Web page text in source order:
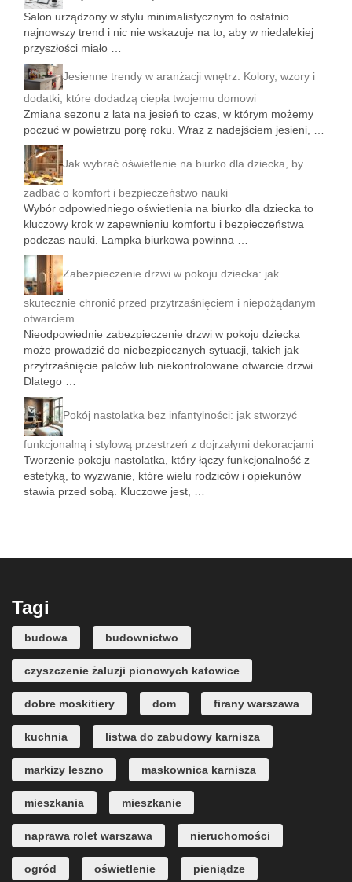
Salon urządzony w stylu minimalistycznym to ostatnio
najnowszy trend i nic nie wskazuje na to, aby w niedalekiej
przyszłości miało …
Jesienne trendy w aranżacji wnętrz: Kolory, wzory i
dodatki, które dodadzą ciepła twojemu domowi
Zmiana sezonu z lata na jesień to czas, w którym możemy
poczuć w powietrzu porę roku. Wraz z nadejściem jesieni, …
Jak wybrać oświetlenie na biurko dla dziecka, by
zadbać o komfort i bezpieczeństwo nauki
Wybór odpowiedniego oświetlenia na biurko dla dziecka to
kluczowy krok w zapewnieniu komfortu i bezpieczeństwa
podczas nauki. Lampka biurkowa powinna …
Zabezpieczenie drzwi w pokoju dziecka: jak
skutecznie chronić przed przytrzaśnięciem i niepożądanym
otwarciem
Nieodpowiednie zabezpieczenie drzwi w pokoju dziecka
może prowadzić do niebezpiecznych sytuacji, takich jak
przytrzaśnięcie palców lub niekontrolowane otwarcie drzwi.
Dlatego …
Pokój nastolatka bez infantylności: jak stworzyć
funkcjonalną i stylową przestrzeń z dojrzałymi dekoracjami
Tworzenie pokoju nastolatka, który łączy funkcjonalność z
estetyką, to wyzwanie, które wielu rodziców i opiekunów
stawia przed sobą. Kluczowe jest, …
Tagi
budowa budownictwo
czyszczenie żaluzji pionowych katowice
dobre moskitiery dom firany warszawa
kuchnia listwa do zabudowy karnisza
markizy leszno maskownica karnisza
mieszkania mieszkanie
naprawa rolet warszawa nieruchomości
ogród oświetlenie pieniądze